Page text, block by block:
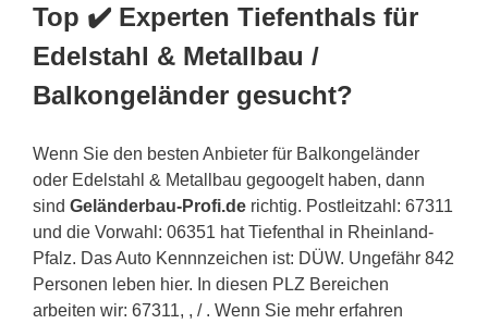
Top ✔️ Experten Tiefenthals für
Edelstahl & Metallbau /
Balkongeländer gesucht?
Wenn Sie den besten Anbieter für Balkongeländer
oder Edelstahl & Metallbau gegoogelt haben, dann
sind Geländerbau-Profi.de richtig. Postleitzahl: 67311
und die Vorwahl: 06351 hat Tiefenthal in Rheinland-
Pfalz. Das Auto Kennnzeichen ist: DÜW. Ungefähr 842
Personen leben hier. In diesen PLZ Bereichen
arbeiten wir: 67311, , / . Wenn Sie mehr erfahren